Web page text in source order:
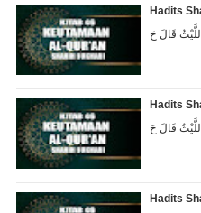
Hadits
Hadits
Hadits